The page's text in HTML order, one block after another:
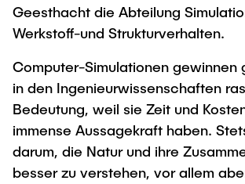
Internal Information
Continuing Education
Research & Transfer News
"Biobased Processes and
Technologies"
Mechanical Engineering
Research and institutes
Joint School of Multidisciplinary
Geesthacht die Abteilung
Werkstoff-und Strukturverhalten.
Computer-Simulationen gewinnen
in den Ingenieurwissenschaften
Bedeutung, weil sie Zeit und
immense Aussagekraft haben.
darum, die Natur und ihre
besser zu verstehen, vor allem